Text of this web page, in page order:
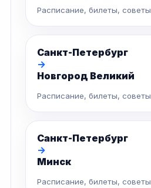
Расписание, билеты, советы
Санкт-Петербург
→
Новгород Великий
Расписание, билеты, советы
Санкт-Петербург
→
Минск
Расписание, билеты, советы